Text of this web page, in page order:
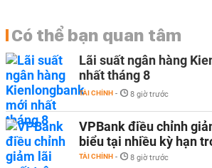
Có thể bạn quan tâm
Lãi suất ngân hàng
nhất tháng 8
TÀI CHÍNH - 8 giờ trước
VPBank điều chỉnh
biểu tại nhiều kỳ hạn
TÀI CHÍNH - 8 giờ trước